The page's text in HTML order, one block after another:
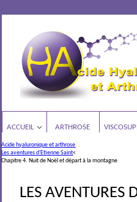
ACCUEIL ARTHROSE
Acide hyaluronique et arthrose
Les aventures d'Etienne Saint<
Chapitre 4. Nuit de Noël et départ à la montagne
LES AVENTURES